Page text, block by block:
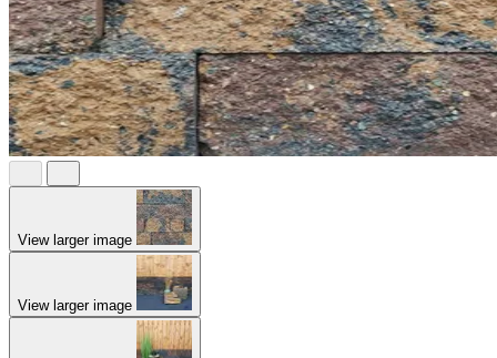
View larger image
View larger image